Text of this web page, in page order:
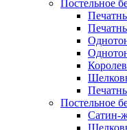
Постельное
Постельное
Сатин-